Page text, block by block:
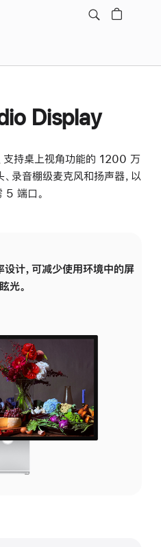
Display
持桌上视角功能的 1200 万
音棚级麦克风和扬声器，以
5 端口。
计，可减少使用环境中的屏
光。